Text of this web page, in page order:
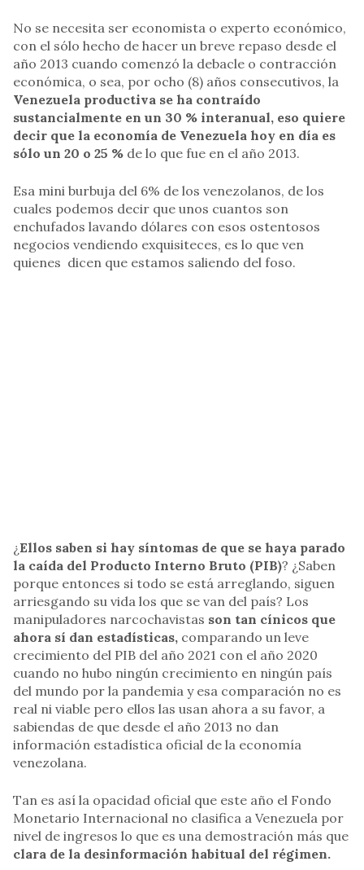
No se necesita ser economista o experto económico,
con el sólo hecho de hacer un breve repaso desde el
año 2013 cuando comenzó la debacle o contracción
económica, o sea, por ocho (8) años consecutivos, la
Venezuela productiva se ha contraído
sustancialmente en un 30 % interanual, eso quiere
decir que la economía de Venezuela hoy en día es
sólo un 20 o 25 % de lo que fue en el año 2013.
Esa mini burbuja del 6% de los venezolanos, de los
cuales podemos decir que unos cuantos son
enchufados lavando dólares con esos ostentosos
negocios vendiendo exquisiteces, es lo que ven
quienes dicen que estamos saliendo del foso.
¿Ellos saben si hay síntomas de que se haya parado
la caída del Producto Interno Bruto (PIB)? ¿Saben
porque entonces si todo se está arreglando, siguen
arriesgando su vida los que se van del país? Los
manipuladores narcochavistas son tan cínicos que
ahora sí dan estadísticas, comparando un leve
crecimiento del PIB del año 2021 con el año 2020
cuando no hubo ningún crecimiento en ningún país
del mundo por la pandemia y esa comparación no es
real ni viable pero ellos las usan ahora a su favor, a
sabiendas de que desde el año 2013 no dan
información estadística oficial de la economía
venezolana.
Tan es así la opacidad oficial que este año el Fondo
Monetario Internacional no clasifica a Venezuela por
nivel de ingresos lo que es una demostración más que
clara de la desinformación habitual del régimen.